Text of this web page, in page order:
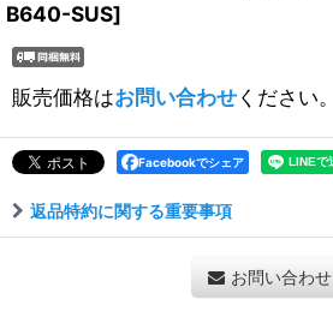
B640-SUS]
販売価格はお問い合わせください。
Facebookでシェア
返品特約に関する重要事項
お問い合わせ